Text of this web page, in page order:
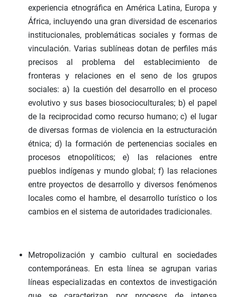
experiencia etnográfica en América Latina, Europa y
África, incluyendo una gran diversidad de escenarios
institucionales, problemáticas sociales y formas de
vinculación. Varias sublíneas dotan de perfiles más
precisos al problema del establecimiento de
fronteras y relaciones en el seno de los grupos
sociales: a) la cuestión del desarrollo en el proceso
evolutivo y sus bases biosocioculturales; b) el papel
de la reciprocidad como recurso humano; c) el lugar
de diversas formas de violencia en la estructuración
étnica; d) la formación de pertenencias sociales en
procesos etnopolíticos; e) las relaciones entre
pueblos indígenas y mundo global; f) las relaciones
entre proyectos de desarrollo y diversos fenómenos
locales como el hambre, el desarrollo turístico o los
cambios en el sistema de autoridades tradicionales.
Metropolización y cambio cultural en sociedades
contemporáneas. En esta línea se agrupan varias
líneas especializadas en contextos de investigación